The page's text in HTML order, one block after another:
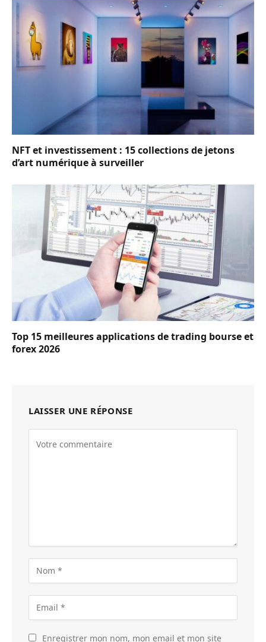
NFT et investissement : 15 collections de jetons
d’art numérique à surveiller
Top 15 meilleures applications de trading bourse et
forex 2026
LAISSER UNE RÉPONSE
Enregistrer mon nom, mon email et mon site